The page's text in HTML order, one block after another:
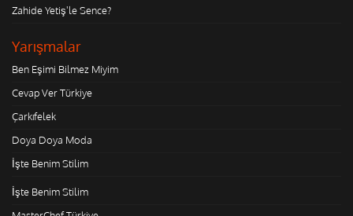
Zahide Yetiş'le Sence?
Yarışmalar
Ben Eşimi Bilmez Miyim
Cevap Ver Türkiye
Çarkıfelek
Doya Doya Moda
İşte Benim Stilim
İşte Benim Stilim